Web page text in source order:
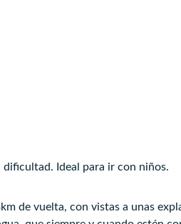
dificultad. Ideal para ir con niños.
de vuelta, con vistas a unas